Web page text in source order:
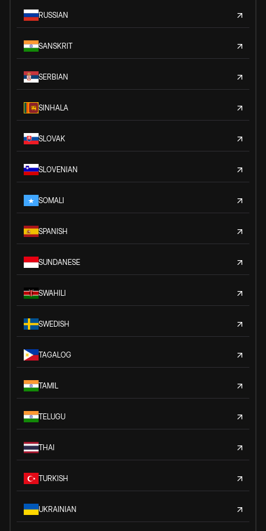
RUSSIAN
SANSKRIT
SERBIAN
SINHALA
SLOVAK
SLOVENIAN
SOMALI
SPANISH
SUNDANESE
SWAHILI
SWEDISH
TAGALOG
TAMIL
TELUGU
THAI
TURKISH
UKRAINIAN